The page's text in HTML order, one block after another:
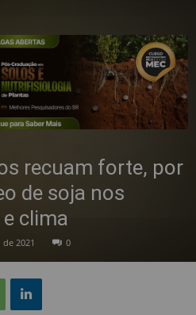
recuam forte, por
de soja nos
clima
2021 0